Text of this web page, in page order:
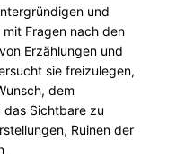
und
Fragen nach den
Erzählungen und
sie freizulegen,
dem
das Sichtbare zu
Ruinen der